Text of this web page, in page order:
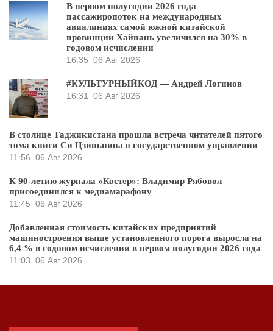
В первом полугодии 2026 года
пассажиропоток на международных
авиалиниях самой южной китайской
провинции Хайнань увеличился на 30% в
годовом исчислении
16:35 06 Авг 2026
#КУЛЬТУРНЫЙКОД — Андрей Логинов
16:31
06 Авг 2026
В столице Таджикистана прошла встреча читателей пятого
тома книги Си Цзиньпина о государственном управлении
11:56 06 Авг 2026
К 90-летию журнала «Костер»: Владимир Рябовол
присоединился к медиамарафону
11:45 06 Авг 2026
Добавленная стоимость китайских предприятий
машиностроения выше установленного порога выросла на
6,4 % в годовом исчислении в первом полугодии 2026 года
11:03 06 Авг 2026